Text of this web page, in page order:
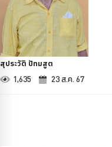
สุประวัติ ปัทมสูต
1,635 23 ส.ค. 67